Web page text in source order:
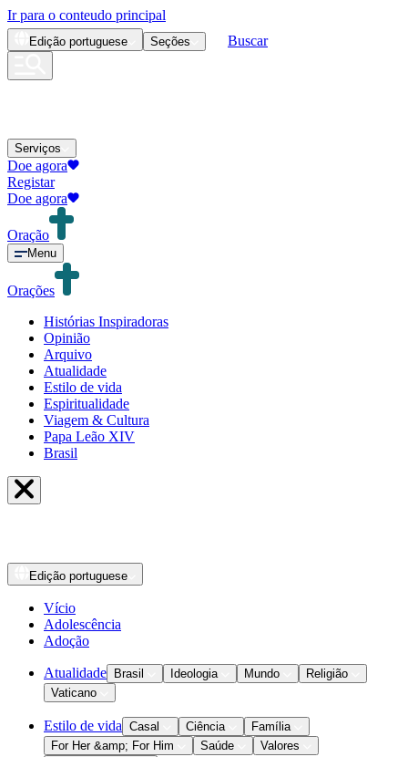
Ir para o conteudo principal
Edição portuguese Seções Buscar
Serviços
Doe agora
Registar
Doe agora
Oração
Menu
Orações
Histórias Inspiradoras
Opinião
Arquivo
Atualidade
Estilo de vida
Espiritualidade
Viagem & Cultura
Papa Leão XIV
Brasil
Edição portuguese
Vício
Adolescência
Adoção
Atualidade Brasil Ideologia Mundo
Religião
Vaticano
Estilo de vida Casal Ciência
Família
For Her &amp; For Him
Saúde
Valores